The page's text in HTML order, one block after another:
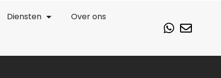
Diensten Over ons